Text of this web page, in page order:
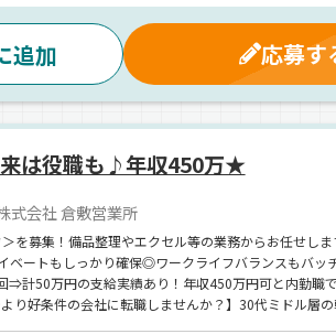
追加 応募す
は役職も♪年収450万★
式会社 倉敷営業所
を募集！備品整理やエクセル等の業務からお任せし
ベートもしっかり確保◎ワークライフバランスもバッ
⇒計50万円の支給実績あり！年収450万円可と内勤職
り好条件の会社に転職しませんか？】30代ミドル層の